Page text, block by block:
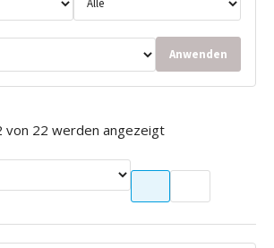
Anwenden
von 22 werden angezeigt